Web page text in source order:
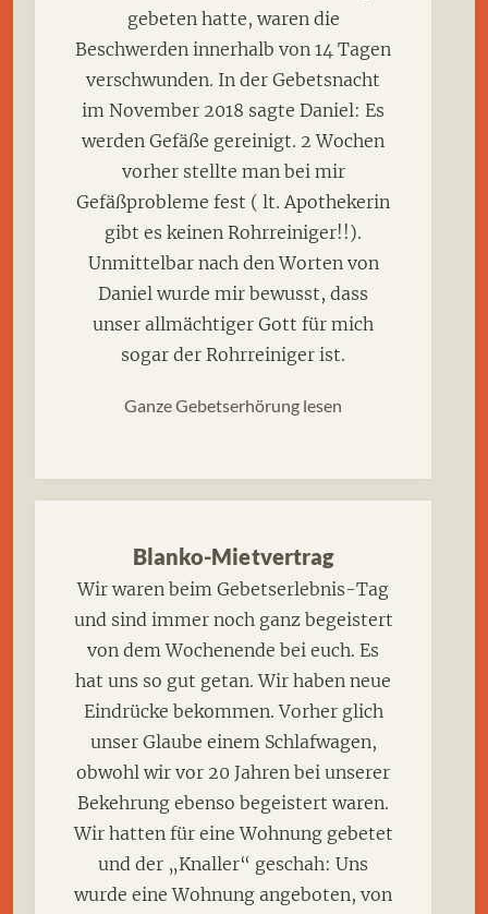
gebeten hatte, waren die
Beschwerden innerhalb von 14 Tagen
verschwunden. In der Gebetsnacht
im November 2018 sagte Daniel: Es
werden Gefäße gereinigt. 2 Wochen
vorher stellte man bei mir
Gefäßprobleme fest ( lt. Apothekerin
gibt es keinen Rohrreiniger!!).
Unmittelbar nach den Worten von
Daniel wurde mir bewusst, dass
unser allmächtiger Gott für mich
sogar der Rohrreiniger ist.
Ganze Gebetserhörung lesen
Blanko-Mietvertrag
Wir waren beim Gebetserlebnis-Tag
und sind immer noch ganz begeistert
von dem Wochenende bei euch. Es
hat uns so gut getan. Wir haben neue
Eindrücke bekommen. Vorher glich
unser Glaube einem Schlafwagen,
obwohl wir vor 20 Jahren bei unserer
Bekehrung ebenso begeistert waren.
Wir hatten für eine Wohnung gebetet
und der „Knaller“ geschah: Uns
wurde eine Wohnung angeboten, von